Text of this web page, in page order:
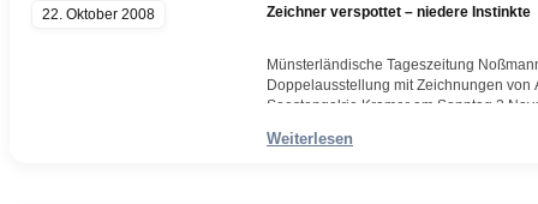
22. Oktober 2008 Zeichner verspottet – niedere Instinkte
Münsterländische Tageszeitung
Doppelausstellung mit Zeichnungen
Soestengalrie Kramer am Sonntag
Zeichner Deutschlands, spießt…
Weiterlesen